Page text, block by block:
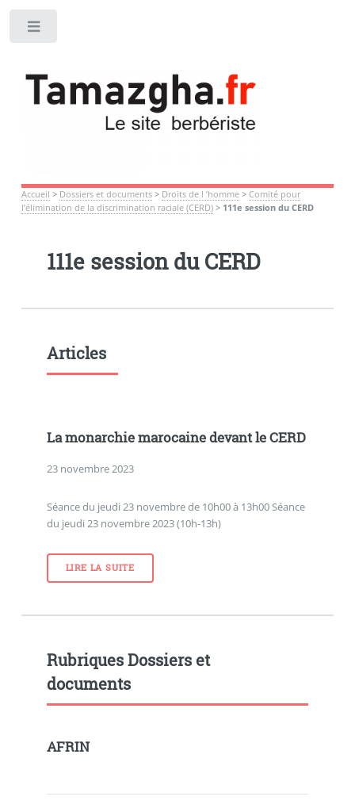
Accueil > Dossiers et documents> Droits de l ’homme> Comité pour
l’élimination de la discrimination raciale (CERD)> 111e session du CERD
111e session du CERD
Articles
La monarchie marocaine devant le CERD
23 novembre 2023
Séance du jeudi 23 novembre de 10h00 à 13h00 Séance
du jeudi 23 novembre 2023 (10h-13h)
LIRE LA SUITE
Rubriques Dossiers et
documents
AFRIN